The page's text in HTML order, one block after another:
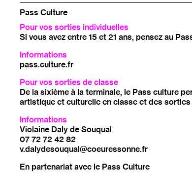
Pass Culture
Pour vos sorties individuelles
Si vous avez entre 15 et 21 ans, pensez au
Informations
pass.culture.fr
Pour vos sorties de classe
De la sixième à la terminale, le Pass culture
artistique et culturelle en classe et des
Informations
Violaine Daly de Souqual
07 72 72 42 82
v.dalydesouqual@coeuressonne.fr
En partenariat avec le Pass Culture